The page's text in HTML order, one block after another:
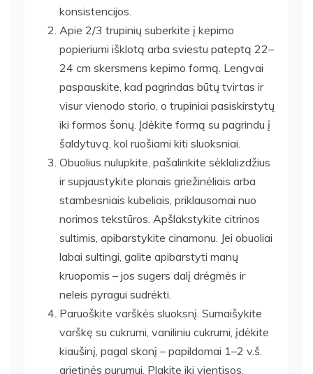
konsistencijos.
Apie 2/3 trupinių suberkite į kepimo
popieriumi išklotą arba sviestu pateptą 22–
24 cm skersmens kepimo formą. Lengvai
paspauskite, kad pagrindas būtų tvirtas ir
visur vienodo storio, o trupiniai pasiskirstytų
iki formos šonų. Įdėkite formą su pagrindu į
šaldytuvą, kol ruošiami kiti sluoksniai.
Obuolius nulupkite, pašalinkite sėklalizdžius
ir supjaustykite plonais griežinėliais arba
stambesniais kubeliais, priklausomai nuo
norimos tekstūros. Apšlakstykite citrinos
sultimis, apibarstykite cinamonu. Jei obuoliai
labai sultingi, galite apibarstyti manų
kruopomis – jos sugers dalį drėgmės ir
neleis pyragui sudrėkti.
Paruoškite varškės sluoksnį. Sumaišykite
varškę su cukrumi, vaniliniu cukrumi, įdėkite
kiaušinį, pagal skonį – papildomai 1–2 v.š.
grietinės purumui. Plakite iki vientisos,